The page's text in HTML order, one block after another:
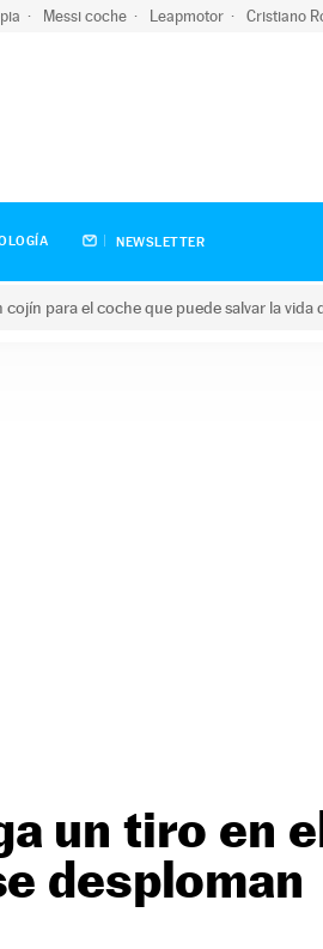
Messi coche Leapmotor Cristiano
NEWSLETTER
para el coche que puede salvar la vida
un tiro en
desploman